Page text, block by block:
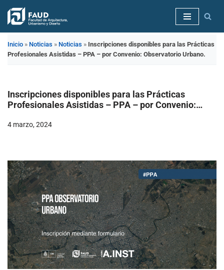
Saltar
contenido
Inicio » Noticias » Noticias » Inscripciones disponibles para las Prácticas
Profesionales Asistidas – PPA – por Convenio: Observatorio Urbano.
Inscripciones disponibles para las Prácticas
Profesionales Asistidas – PPA – por Convenio:
4 marzo, 2024